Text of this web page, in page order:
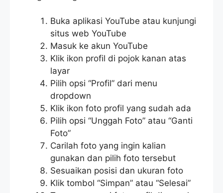
Buka aplikasi YouTube atau kunjungi
situs web YouTube
Masuk ke akun YouTube
Klik ikon profil di pojok kanan atas
layar
Pilih opsi “Profil” dari menu
dropdown
Klik ikon foto profil yang sudah ada
Pilih opsi “Unggah Foto” atau “Ganti
Foto”
Carilah foto yang ingin kalian
gunakan dan pilih foto tersebut
Sesuaikan posisi dan ukuran foto
Klik tombol “Simpan” atau “Selesai”